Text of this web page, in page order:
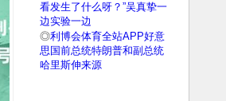
看发生了什么呀？”吴真挚一
边实验一边
◎利博会体育全站APP好意
思国前总统特朗普和副总统
哈里斯伸来源